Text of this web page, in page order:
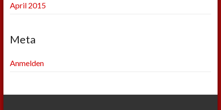
April 2015
Meta
Anmelden